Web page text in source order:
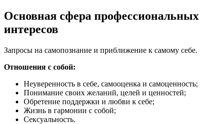
Основная сфера профессиональных
интересов
Запросы на самопознание и приближение к самому себе.
Отношения с собой:
Неуверенность в себе, самооценка и самоценность;
Понимание своих желаний, целей и ценностей;
Обретение поддержки и любви к себе;
Жизнь в гармонии с собой;
Сексуальность.